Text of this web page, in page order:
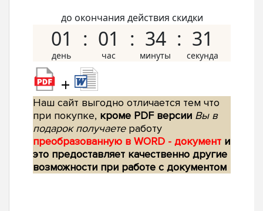
до окончания действия скидки
01 01 34 30
+
Наш сайт выгодно отличается тем что
при покупке, кроме PDF версии Вы в
подарок получаетеработу
преобразованную в WORD - документ и
это предоставляет качественно другие
возможности при работе с документом